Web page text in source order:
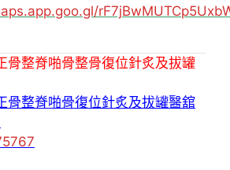
骨整脊啪骨整骨復位針炙及拔罐
骨整脊啪骨復位針炙及拔罐醫舘